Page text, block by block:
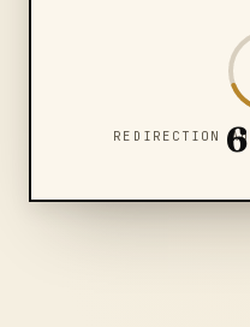
6
REDIRECTION